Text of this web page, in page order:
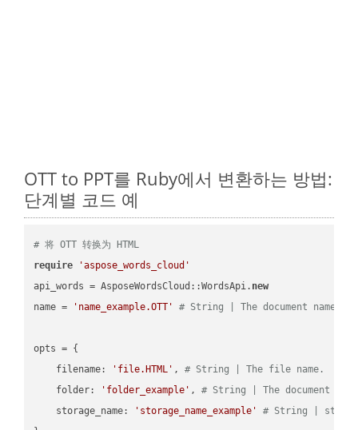
OTT to PPT를 Ruby에서 변환하는 방법:
단계별 코드 예
# 将 OTT 转换为 HTML
require
'aspose_words_cloud'
api_words = AsposeWordsCloud::WordsApi. new
name =
'name_example.OTT' # String | The document name.
opts = {
    filename:
'file.HTML' , # String | The file name.
    folder:
'folder_example' , # String | The document
    storage_name:
'storage_name_example'
# String |